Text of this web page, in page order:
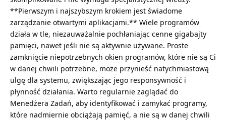
**Pierwszym i najszybszym krokiem jest świadome
zarządzanie otwartymi aplikacjami.** Wiele programów
działa w tle, niezauważalnie pochłaniając cenne gigabajty
pamięci, nawet jeśli nie są aktywnie używane. Proste
zamknięcie niepotrzebnych okien programów, które nie są Ci
w danej chwili potrzebne, może przynieść natychmiastową
ulgę dla systemu, zwiększając jego responsywność i
płynność działania. Warto regularnie zaglądać do
Menedżera Zadań, aby identyfikować i zamykać programy,
które nadmiernie obciążają pamięć, a nie są w danej chwili